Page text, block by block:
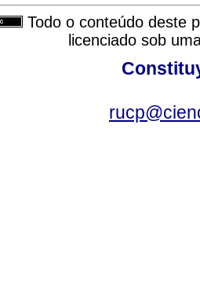
Todo o conteúdo deste
licenciado sob